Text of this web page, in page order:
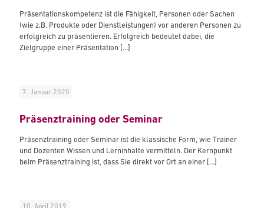
Präsentationskompetenz ist die Fähigkeit, Personen oder Sachen
(wie z.B. Produkte oder Dienstleistungen) vor anderen Personen zu
erfolgreich zu präsentieren. Erfolgreich bedeutet dabei, die
Zielgruppe einer Präsentation […]
7. Januar 2020
Präsenztraining oder Seminar
Präsenztraining oder Seminar ist die klassische Form, wie Trainer
und Dozenten Wissen und Lerninhalte vermitteln. Der Kernpunkt
beim Präsenztraining ist, dass Sie direkt vor Ort an einer […]
10. April 2019